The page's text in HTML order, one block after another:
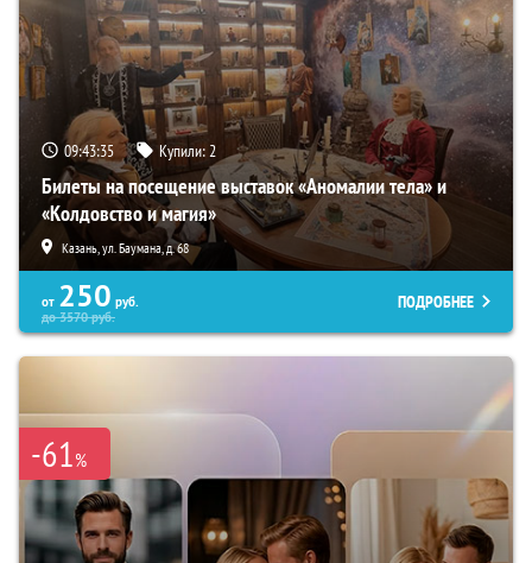
09:43:34 Купили:2
Билеты на посещение выставок «Аномалии тела» и
«Колдовство и магия»
Казань, ул. Баумана, д. 68
от 250 руб.
до3570руб.
ПОДРОБНЕЕ
-61%